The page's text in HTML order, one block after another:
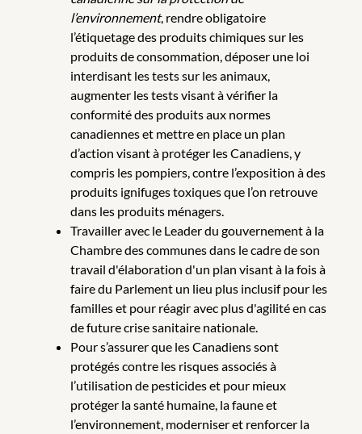
l’environnement, rendre obligatoire
l’étiquetage des produits chimiques sur les
produits de consommation, déposer une loi
interdisant les tests sur les animaux,
augmenter les tests visant à vérifier la
conformité des produits aux normes
canadiennes et mettre en place un plan
d’action visant à protéger les Canadiens, y
compris les pompiers, contre l’exposition à des
produits ignifuges toxiques que l’on retrouve
dans les produits ménagers.
Travailler avec le Leader du gouvernement à la
Chambre des communes dans le cadre de son
travail d'élaboration d'un plan visant à la fois à
faire du Parlement un lieu plus inclusif pour les
familles et pour réagir avec plus d'agilité en cas
de future crise sanitaire nationale.
Pour s’assurer que les Canadiens sont
protégés contre les risques associés à
l’utilisation de pesticides et pour mieux
protéger la santé humaine, la faune et
l’environnement, moderniser et renforcer la